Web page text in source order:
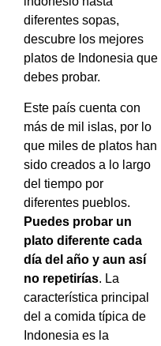
diferentes sopas,
descubre los mejores
platos de Indonesia que
debes probar.
Este país cuenta con
más de mil islas, por lo
que miles de platos han
sido creados a lo largo
del tiempo por
diferentes pueblos.
Puedes probar un
plato diferente cada
día del año y aun así
no repetirías. La
característica principal
del a comida típica de
Indonesia es la